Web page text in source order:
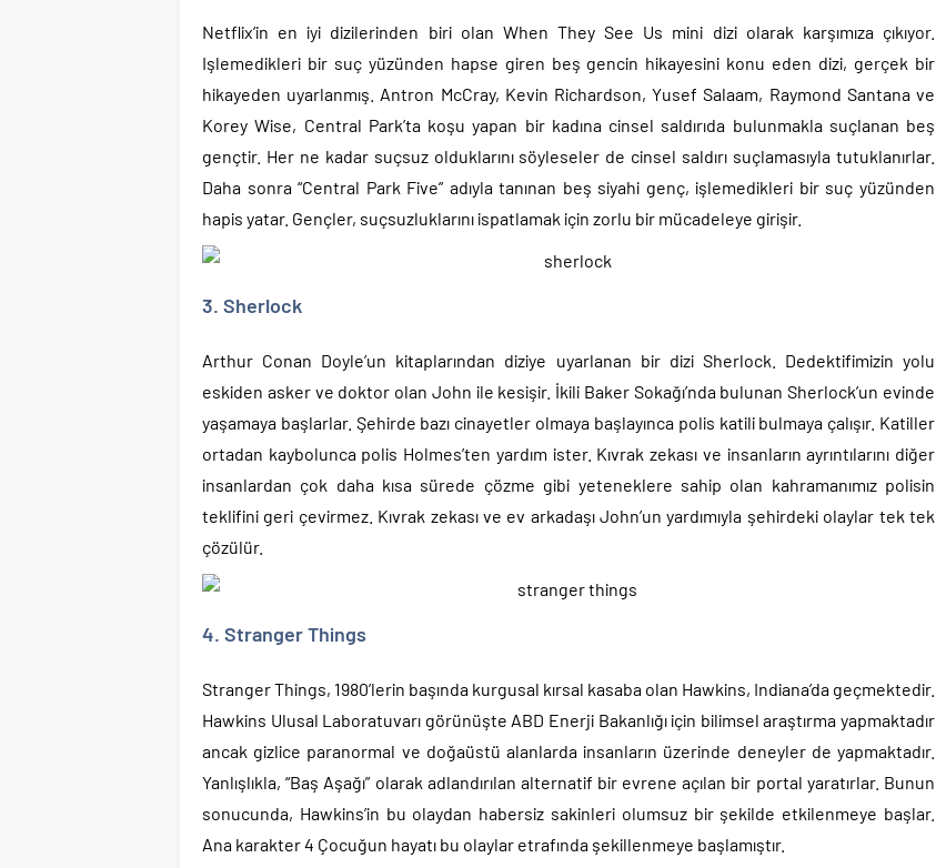
Netflix’in en iyi dizilerinden biri olan When They See Us mini dizi olarak karşımıza çıkıyor.
Işlemedikleri bir suç yüzünden hapse giren beş gencin hikayesini konu eden dizi, gerçek bir
hikayeden uyarlanmış. Antron McCray, Kevin Richardson, Yusef Salaam, Raymond Santana ve
Korey Wise, Central Park’ta koşu yapan bir kadına cinsel saldırıda bulunmakla suçlanan beş
gençtir. Her ne kadar suçsuz olduklarını söyleseler de cinsel saldırı suçlamasıyla tutuklanırlar.
Daha sonra “Central Park Five” adıyla tanınan beş siyahi genç, işlemedikleri bir suç yüzünden
hapis yatar. Gençler, suçsuzluklarını ispatlamak için zorlu bir mücadeleye girişir.
3. Sherlock
Arthur Conan Doyle’un kitaplarından diziye uyarlanan bir dizi Sherlock. Dedektifimizin yolu
eskiden asker ve doktor olan John ile kesişir. İkili Baker Sokağı’nda bulunan Sherlock’un evinde
yaşamaya başlarlar. Şehirde bazı cinayetler olmaya başlayınca polis katili bulmaya çalışır. Katiller
ortadan kaybolunca polis Holmes’ten yardım ister. Kıvrak zekası ve insanların ayrıntılarını diğer
insanlardan çok daha kısa sürede çözme gibi yeteneklere sahip olan kahramanımız polisin
teklifini geri çevirmez. Kıvrak zekası ve ev arkadaşı John’un yardımıyla şehirdeki olaylar tek tek
çözülür.
4. Stranger Things
Stranger Things, 1980’lerin başında kurgusal kırsal kasaba olan Hawkins, Indiana’da geçmektedir.
Hawkins Ulusal Laboratuvarı görünüşte ABD Enerji Bakanlığı için bilimsel araştırma yapmaktadır
ancak gizlice paranormal ve doğaüstü alanlarda insanların üzerinde deneyler de yapmaktadır.
Yanlışlıkla, “Baş Aşağı” olarak adlandırılan alternatif bir evrene açılan bir portal yaratırlar. Bunun
sonucunda, Hawkins’in bu olaydan habersiz sakinleri olumsuz bir şekilde etkilenmeye başlar.
Ana karakter 4 Çocuğun hayatı bu olaylar etrafında şekillenmeye başlamıştır.